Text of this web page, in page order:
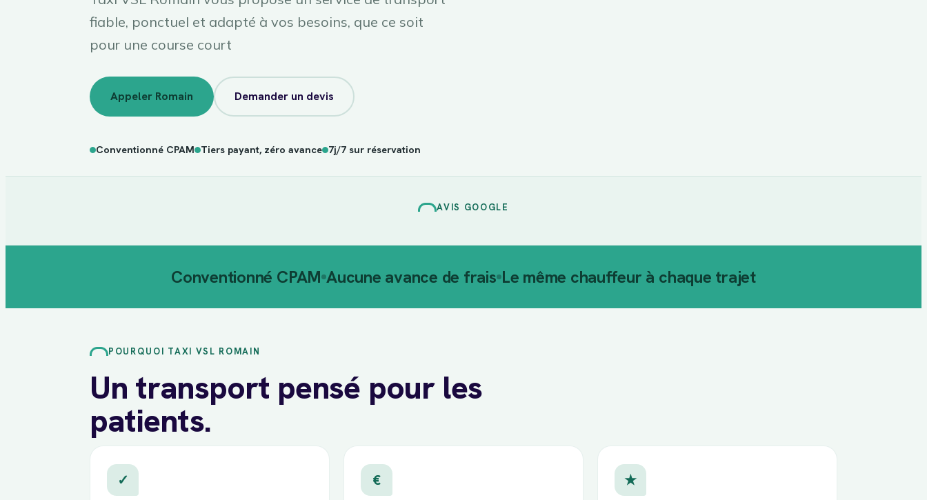
fiable, ponctuel et adapté à vos besoins, que ce soit
pour une course court
Appeler Romain Demander un devis
Conventionné CPAM Tiers payant, zéro avance 7j/7 sur réservation
AVIS GOOGLE
Conventionné CPAM Aucune avance de frais Le même chauffeur à chaque trajet
POURQUOI TAXI VSL ROMAIN
Un transport pensé pour les
patients.
✓ € ★